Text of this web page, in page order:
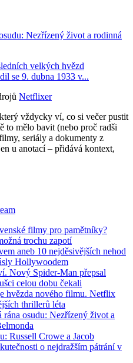
Nezřízený život a rodinná
velkých hvězd
se 9. dubna 1933 v...
Netflixer
vždycky ví, co si večer pustit
to mělo bavit (nebo proč radši
seriály a dokumenty z
u anotací – přidává kontext,
filmy pro pamětníky?
trochu zapotí
aneb 10 nejděsivějších nehod
Hollywoodem
Nový Spider-Man přepsal
celou dobu čekali
hvězda nového filmu. Netflix
thrillerů léta
osudu: Nezřízený život a
Russell Crowe a Jacob
o nejdražším pátrání v